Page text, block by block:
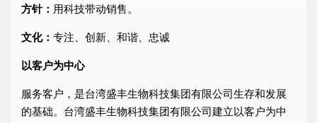
方针： 用科技带动销售。
文化： 专注、创新、和谐、忠诚
以客户为中心
服务客户，是台湾盛丰生物科技集团有限公司生存和发展
的基础。台湾盛丰生物科技集团有限公司建立以客户为中